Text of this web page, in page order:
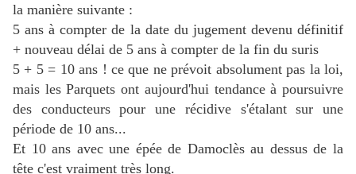
la manière suivante :
5 ans à compter de la date du jugement devenu définitif
+ nouveau délai de 5 ans à compter de la fin du suris
5 + 5 = 10 ans ! ce que ne prévoit absolument pas la loi,
mais les Parquets ont aujourd'hui tendance à poursuivre
des conducteurs pour une récidive s'étalant sur une
période de 10 ans...
Et 10 ans avec une épée de Damoclès au dessus de la
tête c'est vraiment très long.